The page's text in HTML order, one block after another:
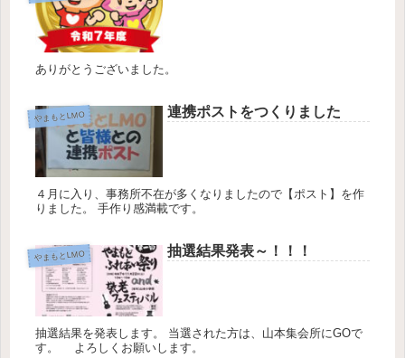
ありがとうございました。
やまもとLMO 連携ポストをつくりました
４月に入り、事務所不在が多くなりましたので【ポスト】を作
りました。 手作り感満載です。
やまもとLMO 抽選結果発表～！！！
抽選結果を発表します。 当選された方は、山本集会所にGOで
す。 よろしくお願いします。